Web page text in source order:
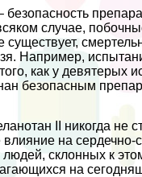
безопасность
случае,
существует,
Например,
как у девятерых
безопасным
II никогда не
на сердечно-
склонных к
на